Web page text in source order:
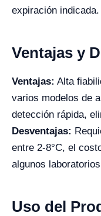
expiración indicada.
Ventajas y
Ventajas: Alta
varios modelos de
detección rápida,
Desventajas:
entre 2-8°C, el
algunos
Uso del